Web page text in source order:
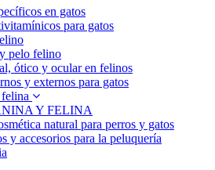
en gatos
para gatos
pelo felino
ótico y ocular en felinos
y externos para gatos
Y FELINA
natural para perros y gatos
y accesorios para la peluquería